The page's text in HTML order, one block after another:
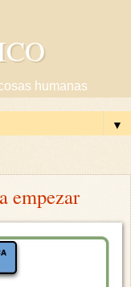
humanas
▼
empezar